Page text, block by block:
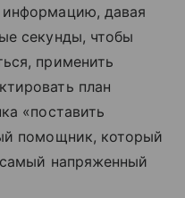
давая
секунды, чтобы
применить
план
«поставить
помощник, который
напряженный